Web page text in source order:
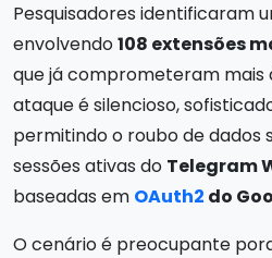
Pesquisadores identificaram
envolvendo108 extensões
que já comprometeram mais
ataque é silencioso,
permitindo o roubo de dados
sessões ativas do Telegram
baseadas em OAuth2 do
O cenário é preocupante